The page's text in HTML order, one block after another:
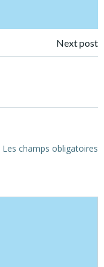
Next post
Les champs obligatoires